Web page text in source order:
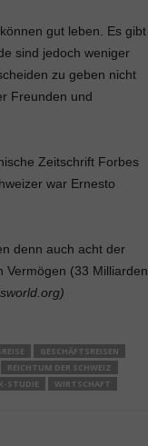
gut leben. Es gibt
sind jedoch weniger
zu geben nicht
Freunden und
Zeitschrift Forbes
war Ernesto
denn auch acht der
Vermögen (33 Milliarden
GESCHÄFTSREISEN
REICHTUM DER SCHWEIZ
STUDIE WIRTSCHAFT